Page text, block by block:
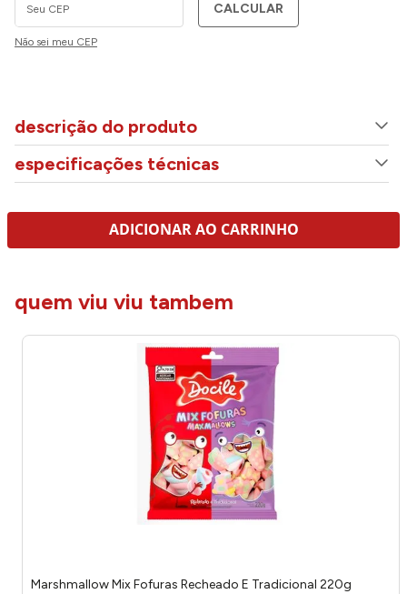
CALCULAR
Não sei meu CEP
descrição do produto
especificações técnicas
ADICIONAR AO CARRINHO
quem viu viu tambem
Marshmallow Mix Fofuras Recheado E Tradicional 220g